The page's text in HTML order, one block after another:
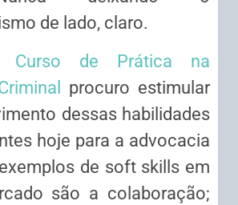
de lado, claro.
Curso de Prática na
procuro estimular
dessas habilidades
hoje para a advocacia
de soft skills em
são a colaboração;